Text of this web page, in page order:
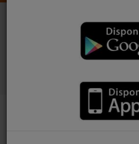
Fontenay-
Les petits
Zelmar